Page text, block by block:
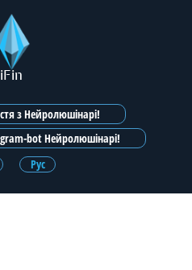
iFin
з Нейролюшінарі!
bot Нейролюшінарі!
Рус